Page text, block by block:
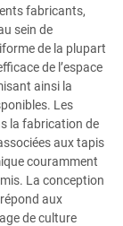
fabricants,
sein de
de la plupart
de l’espace
ainsi la
Les
la fabrication de
aux tapis
couramment
La conception
aux
de culture